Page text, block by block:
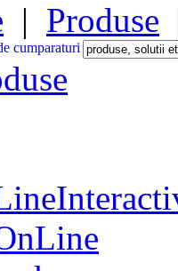
| Produse